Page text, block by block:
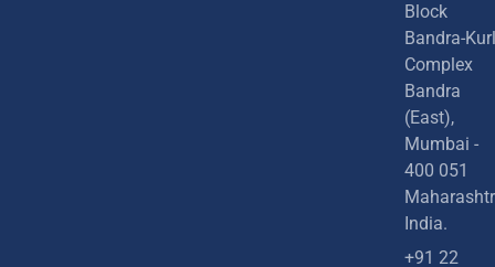
Block
Bandra-
Complex
Bandra
(East),
Mumbai -
400 051
India.
+91 22